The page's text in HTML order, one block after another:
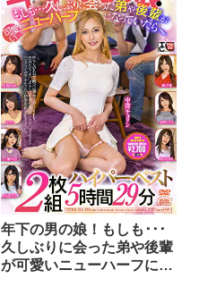
年下の男の娘！もしも･･･
久しぶりに会った弟や後輩
が可愛いニューハーフにな